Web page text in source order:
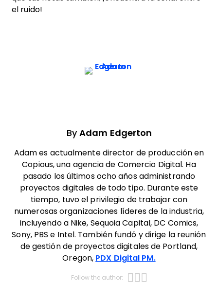
el ruido!
By Adam Edgerton
Adam es actualmente director de producción en
Copious, una agencia de Comercio Digital. Ha
pasado los últimos ocho años administrando
proyectos digitales de todo tipo. Durante este
tiempo, tuvo el privilegio de trabajar con
numerosas organizaciones líderes de la industria,
incluyendo a Nike, Sequoia Capital, DC Comics,
Sony, PBS e Intel. También fundó y dirige la reunión
de gestión de proyectos digitales de Portland,
Oregon, PDX Digital PM.
Follow the author: Opens new
Opens new